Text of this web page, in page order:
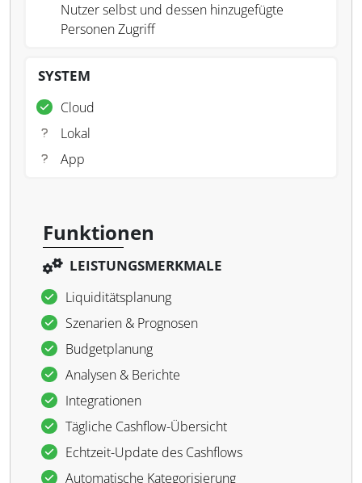
Nutzer selbst und dessen hinzugefügte
Personen Zugriff
SYSTEM
Cloud
Lokal
App
Funktionen
LEISTUNGSMERKMALE
Liquiditätsplanung
Szenarien & Prognosen
Budgetplanung
Analysen & Berichte
Integrationen
Tägliche Cashflow-Übersicht
Echtzeit-Update des Cashflows
Automatische Kategorisierung